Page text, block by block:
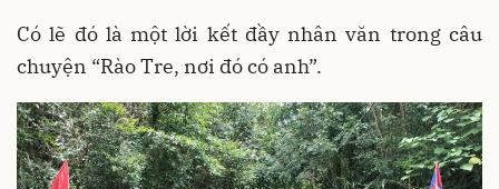
Có lẽ đó là một lời kết đầy nhân văn trong câu
chuyện “Rào Tre, nơi đó có anh”.